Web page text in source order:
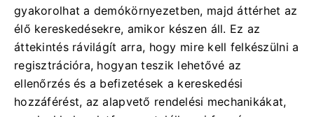
gyakorolhat a demókörnyezetben, majd áttérhet az
élő kereskedésekre, amikor készen áll. Ez az
áttekintés rávilágít arra, hogy mire kell felkészülni a
regisztrációra, hogyan teszik lehetővé az
ellenőrzés és a befizetések a kereskedési
hozzáférést, az alapvető rendelési mechanikákat,